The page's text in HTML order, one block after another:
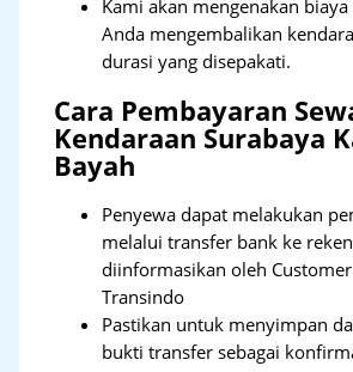
Kami akan mengenakan
Anda mengembalikan
durasi yang disepakati.
Cara Pembayaran
Kendaraan Surabaya
Bayah
Penyewa dapat melakukan
melalui transfer bank ke
diinformasikan oleh Customer
Transindo
Pastikan untuk menyimpan
bukti transfer sebagai